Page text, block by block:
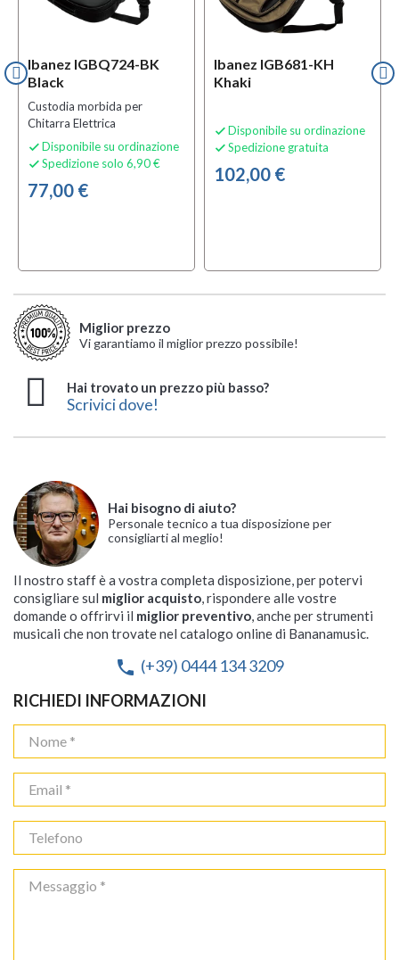
Ibanez IGBQ724-BK
Black
Custodia morbida per
Chitarra Elettrica
 Disponibile su ordinazione
 Spedizione solo 6,90 €
77,00 €
Ibanez IGB681-KH
Khaki
 Disponibile su ordinazione
 Spedizione gratuita
102,00 €
Miglior prezzo
Vi garantiamo il miglior prezzo possibile!
Hai trovato un prezzo più basso?
Scrivici dove!
Hai bisogno di aiuto?
Personale tecnico a tua disposizione per
consigliarti al meglio!
Il nostro staff è a vostra completa disposizione, per potervi
consigliare sul miglior acquisto, rispondere alle vostre
domande o offrirvi il miglior preventivo, anche per strumenti
musicali che non trovate nel catalogo online di Bananamusic.
phone (+39) 0444 134 3209
RICHIEDI INFORMAZIONI